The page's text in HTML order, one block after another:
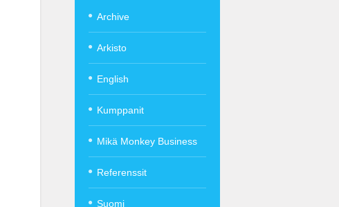
Archive
Arkisto
English
Kumppanit
Mikä Monkey Business
Referenssit
Suomi